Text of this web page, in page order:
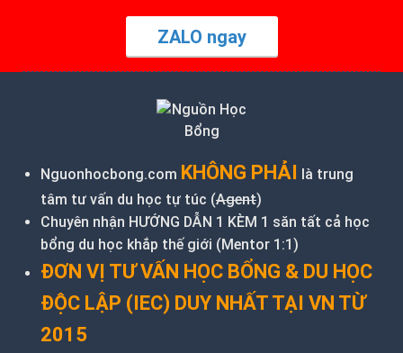
ZALO ngay
Nguonhocbong.com KHÔNG PHẢI là trung
tâm tư vấn du học tự túc (Agent)
Chuyên nhận HƯỚNG DẪN 1 KÈM 1 săn tất cả học
bổng du học khắp thế giới (Mentor 1:1)
ĐƠN VỊ TƯ VẤN HỌC BỔNG & DU HỌC
ĐỘC LẬP (IEC) DUY NHẤT TẠI VN TỪ
2015